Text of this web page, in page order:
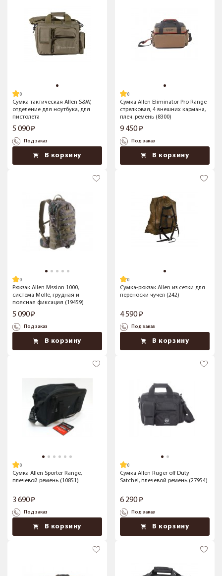
Сумка тактическая Allen S&W,
отделение для ноутбука, для
пистолета
5 090
Под заказ
В корзину
Сумка Allen Eliminator Pro Range
стрелковая, 4 внешних кармана,
плеч. ремень (8300)
9 450
Под заказ
В корзину
Рюкзак Allen Mssion 1000,
система Molle, грудная и
поясная фиксация (19459)
5 090
Под заказ
В корзину
Сумка-рюкзак Allen из сетки для
переноски чучел (242)
4 590
Под заказ
В корзину
Сумка Allen Sporter Range,
плечевой ремень (10851)
3 690
Под заказ
В корзину
Сумка Allen Ruger off Duty
Satchel, плечевой ремень (27954)
6 290
Под заказ
В корзину